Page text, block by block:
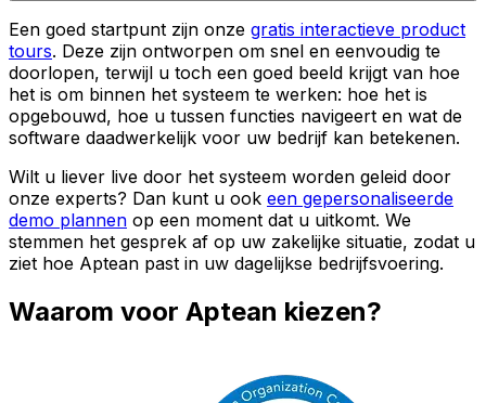
Een goed startpunt zijn onze gratis interactieve product
tours. Deze zijn ontworpen om snel en eenvoudig te
doorlopen, terwijl u toch een goed beeld krijgt van hoe
het is om binnen het systeem te werken: hoe het is
opgebouwd, hoe u tussen functies navigeert en wat de
software daadwerkelijk voor uw bedrijf kan betekenen.
Wilt u liever live door het systeem worden geleid door
onze experts? Dan kunt u ook een gepersonaliseerde
demo plannen op een moment dat u uitkomt. We
stemmen het gesprek af op uw zakelijke situatie, zodat u
ziet hoe Aptean past in uw dagelijkse bedrijfsvoering.
Waarom voor Aptean kiezen?